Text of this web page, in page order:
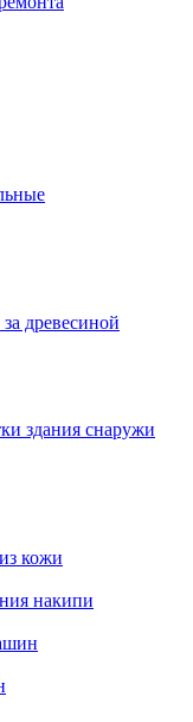
древесиной
здания снаружи
кожи
накипи